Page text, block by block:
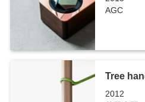
AGC
Tree
2012